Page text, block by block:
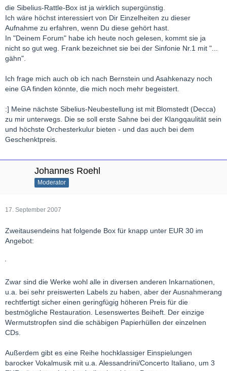
Habe beide Boxen gerade bestellt. Vermutlich wird der Wiener-
Beethoven ebenfalls in Bälde in dieser Aufmachung
(wieder-)veröffentlicht.
Frank
die Sibelius-Rattle-Box ist ja wirklich supergünstig.
Ich wäre höchst interessiert von Dir Einzelheiten zu dieser
Aufnahme zu erfahren, wenn Du diese gehört hast.
In "Deinem Forum" habe ich heute noch gelesen, kommt sie ja
nicht so gut weg. Frank bezeichnet sie bei der Sinfonie Nr.1 mit "...
gähn".
Ich frage mich auch ob ich nach Bernstein und Asahkenazy noch
eine GA finden könnte, die mich noch mehr begeistert.
:] Meine nächste Sibelius-Neubestellung ist mit Blomstedt (Decca)
zu mir unterwegs. Die se soll erste Sahne bei der Klangqaulität sein
und höchste Orchesterkulur bieten - und das auch bei dem
Geschenktpreis.
Johannes Roehl
Moderator
17. September 2007
Zweitausendeins hat folgende Box für knapp unter EUR 30 im
Angebot:
Zwar sind die Werke wohl alle in diversen anderen Inkarnationen,
u.a. bei sehr preiswerten Labels zu haben, aber der Ausnahmerang
rechtfertigt sicher einen geringfügig höheren Preis für die
bestmögliche Restauration. Lesenswertes Beiheft. Der einzige
Wermutstropfen sind die schäbigen Papierhüllen der einzelnen
CDs.
Außerdem gibt es eine Reihe hochklassiger Einspielungen
barocker Vokalmusik mit u.a. Alessandrini/Concerto Italiano, um 3